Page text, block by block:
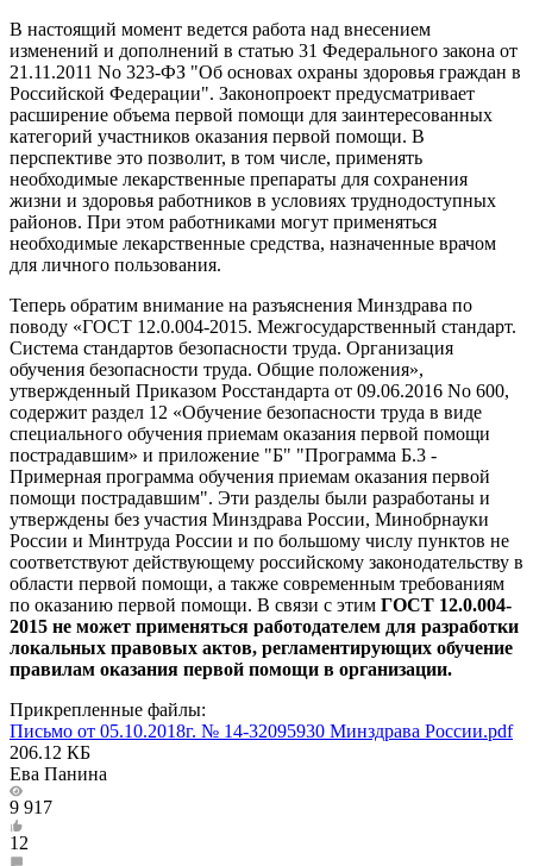
В настоящий момент ведется работа над внесением
изменений и дополнений в статью 31 Федерального закона от
21.11.2011 No 323-ФЗ "Об основах охраны здоровья граждан в
Российской Федерации". Законопроект предусматривает
расширение объема первой помощи для заинтересованных
категорий участников оказания первой помощи. В
перспективе это позволит, в том числе, применять
необходимые лекарственные препараты для сохранения
жизни и здоровья работников в условиях труднодоступных
районов. При этом работниками могут применяться
необходимые лекарственные средства, назначенные врачом
для личного пользования.
Теперь обратим внимание на разъяснения Минздрава по
поводу «ГОСТ 12.0.004-2015. Межгосударственный стандарт.
Система стандартов безопасности труда. Организация
обучения безопасности труда. Общие положения»,
утвержденный Приказом Росстандарта от 09.06.2016 No 600,
содержит раздел 12 «Обучение безопасности труда в виде
специального обучения приемам оказания первой помощи
пострадавшим» и приложение "Б" "Программа Б.3 -
Примерная программа обучения приемам оказания первой
помощи пострадавшим". Эти разделы были разработаны и
утверждены без участия Минздрава России, Минобрнауки
России и Минтруда России и по большому числу пунктов не
соответствуют действующему российскому законодательству в
области первой помощи, а также современным требованиям
по оказанию первой помощи. В связи с этим ГОСТ 12.0.004-
2015 не может применяться работодателем для разработки
локальных правовых актов, регламентирующих обучение
правилам оказания первой помощи в организации.
Прикрепленные файлы:
Письмо от 05.10.2018г. № 14-32095930 Минздрава России.pdf
206.12 КБ
Ева Панина
9 917
12